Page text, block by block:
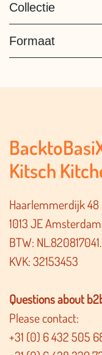
Collectie
Formaat
Kitsch
Haarlemmerdijk 48
1013 JE Amsterdam
BTW:
KVK: 32153453
Questions about
Please contact:
+31 (0) 6 432 505